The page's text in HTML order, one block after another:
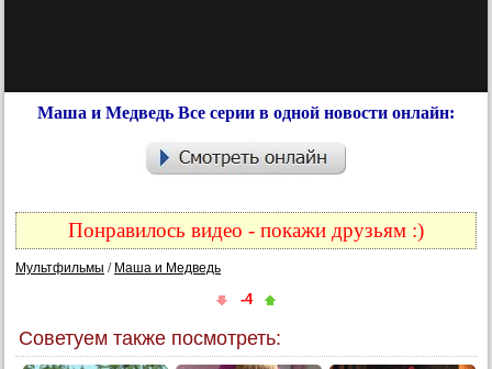
Маша и Медведь Все серии в одной новости онлайн:
Понравилось видео - покажи друзьям :)
Мультфильмы / Маша и Медведь
-4
Советуем также посмотреть: